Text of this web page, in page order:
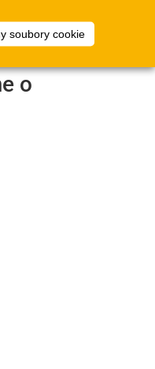
soubory cookie
o